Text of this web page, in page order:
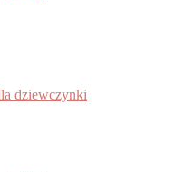
dziewczynki